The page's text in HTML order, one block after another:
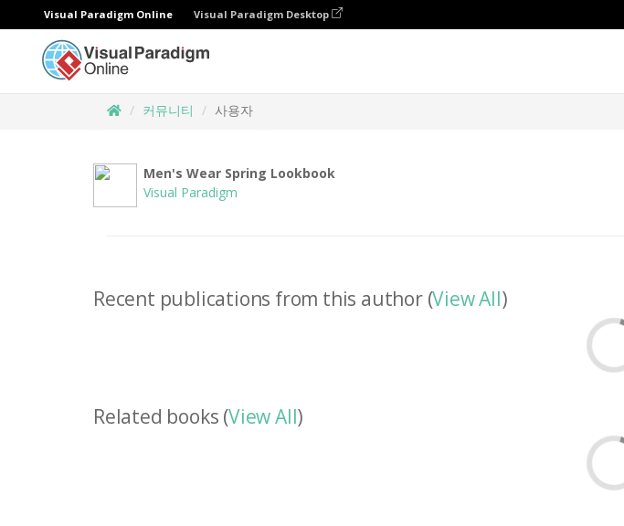
Visual Paradigm Online Visual Paradigm Desktop
커뮤니티 사용자
Men's Wear Spring Lookbook
Visual Paradigm
Recent publications from this author (View All)
Related books (View All)